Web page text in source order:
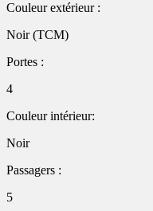
Couleur extérieur :
Noir (TCM)
Portes :
4
Couleur intérieur:
Noir
Passagers :
5